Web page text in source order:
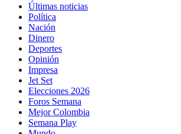
Últimas noticias
Política
Nación
Dinero
Deportes
Opinión
Impresa
Jet Set
Elecciones 2026
Foros Semana
Mejor Colombia
Semana Play